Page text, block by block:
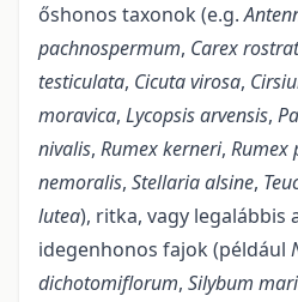
őshonos taxonok (e.g.
pachnospermum, Carex
testiculata, Cicutavirosa,
moravica, Lycopsis arvensis,
nivalis, Rumexkerneri, Rumex
nemoralis, Stellaria alsine,
lutea), ritka, vagy legalábbis
idegenhonos fajok (például
dichotomiflorum, Silybum